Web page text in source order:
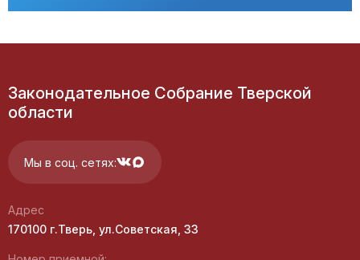
Законодательное Собрание Тверской
области
Мы в соц. сетях:
Адрес
170100 г.Тверь, ул.Советская, 33